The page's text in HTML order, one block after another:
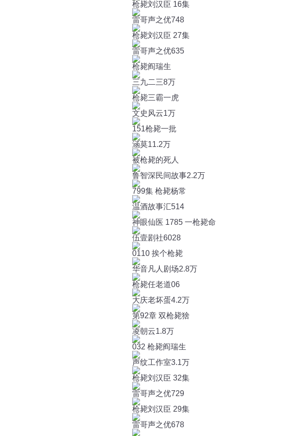
枪毙刘汉臣 16集
雷哥声之优748
枪毙刘汉臣 27集
雷哥声之优635
枪毙阎瑞生
三九二三8万
枪毙三霸一虎
文史风云1万
151枪毙一批
涵莫11.2万
被枪毙的死人
鲁智深民间故事2.2万
799集 枪毙杨常
温酒故事汇514
神眼仙医 1785 一枪毙命
伍壹剧社6028
0110 挨个枪毙
华音凡人剧场2.8万
枪毙任老道06
大庆老坏蛋4.2万
第92章 双枪毙猞
凌朝云1.8万
032 枪毙阎瑞生
声纹工作室3.1万
枪毙刘汉臣 32集
雷哥声之优729
枪毙刘汉臣 29集
雷哥声之优678